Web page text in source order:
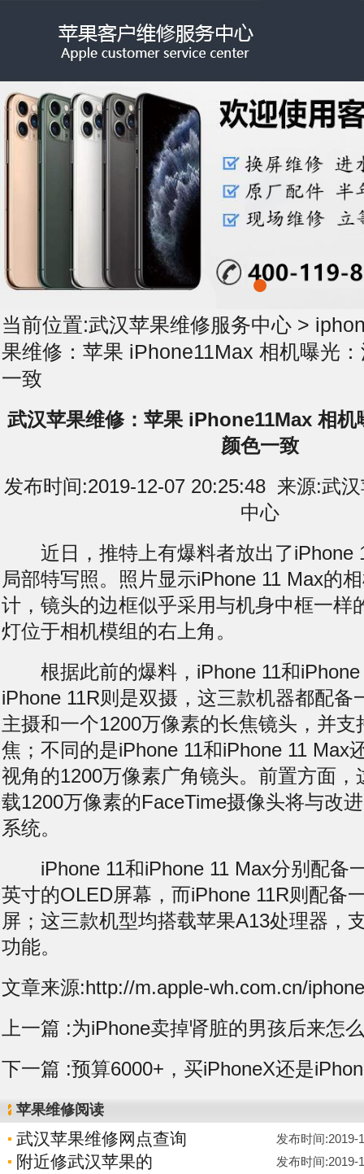
当前位置:武汉苹果维修服务中心 >
果维修：苹果 iPhone11Max 相机曝光
一致
武汉苹果维修：苹果 iPhone11Max 相机
颜色一致
发布时间:2019-12-07 20:25:48 来源:武
中心
近日，推特上有爆料者放出了iPhone
局部特写照。照片显示iPhone 11 Max的
计，镜头的边框似乎采用与机身中框一样
灯位于相机模组的右上角。
根据此前的爆料，iPhone 11和iPhone
iPhone 11R则是双摄，这三款机器都配备
主摄和一个1200万像素的长焦镜头，并支
焦；不同的是iPhone 11和iPhone 11 Max
视角的1200万像素广角镜头。前置方面，
载1200万像素的FaceTime摄像头将与改
系统。
iPhone 11和iPhone 11 Max分别配备
英寸的OLED屏幕，而iPhone 11R则配备
屏；这三款机型均搭载苹果A13处理器，
功能。
文章来源:http://m.apple-wh.com.cn/
上一篇 :为iPhone卖掉肾脏的男孩后来怎
下一篇 :预算6000+，买iPhoneX还是
苹果维修阅读
武汉苹果维修网点查询 发布时间:2019-
附近修武汉苹果的 发布时间:2019-